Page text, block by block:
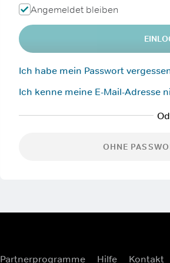
Angemeldet bleiben
Ich habe mein Passwort
Ich kenne meine E-Mail-Adresse
OHNE
Partnerprogramme Hilfe Kontakt